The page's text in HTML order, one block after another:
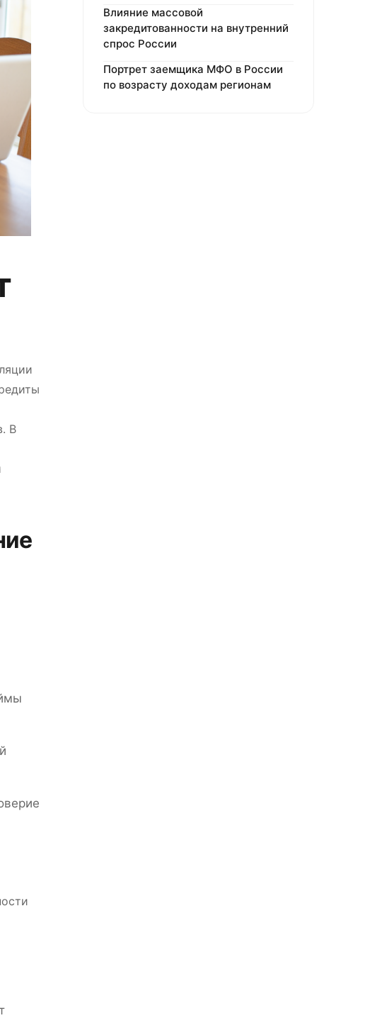
В
Влияние массовой
закредитованности на внутренний
спрос России
Портрет заемщика МФО в России
по возрасту доходам регионам